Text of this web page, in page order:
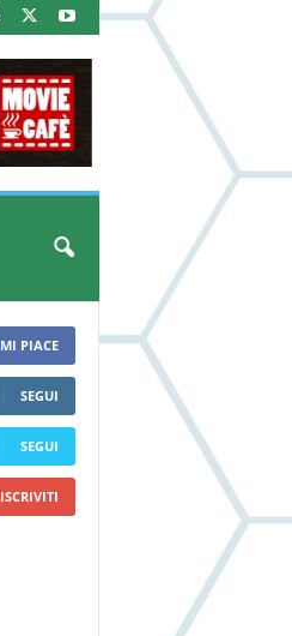
MI PIACE
SEGUI
SEGUI
ISCRIVITI